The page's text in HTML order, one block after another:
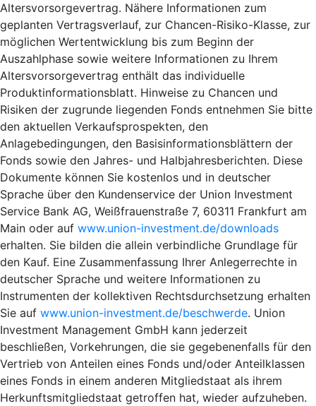
Altersvorsorgevertrag. Nähere Informationen zum
geplanten Vertragsverlauf, zur Chancen-Risiko-Klasse, zur
möglichen Wertentwicklung bis zum Beginn der
Auszahlphase sowie weitere Informationen zu Ihrem
Altersvorsorgevertrag enthält das individuelle
Produktinformationsblatt. Hinweise zu Chancen und
Risiken der zugrunde liegenden Fonds entnehmen Sie bitte
den aktuellen Verkaufsprospekten, den
Anlagebedingungen, den Basisinformationsblättern der
Fonds sowie den Jahres- und Halbjahresberichten. Diese
Dokumente können Sie kostenlos und in deutscher
Sprache über den Kundenservice der Union Investment
Service Bank AG, Weißfrauenstraße 7, 60311 Frankfurt am
Main oder auf www.union-investment.de/downloads
erhalten. Sie bilden die allein verbindliche Grundlage für
den Kauf. Eine Zusammenfassung Ihrer Anlegerrechte in
deutscher Sprache und weitere Informationen zu
Instrumenten der kollektiven Rechtsdurchsetzung erhalten
Sie auf www.union-investment.de/beschwerde. Union
Investment Management GmbH kann jederzeit
beschließen, Vorkehrungen, die sie gegebenenfalls für den
Vertrieb von Anteilen eines Fonds und/oder Anteilklassen
eines Fonds in einem anderen Mitgliedstaat als ihrem
Herkunftsmitgliedstaat getroffen hat, wieder aufzuheben.